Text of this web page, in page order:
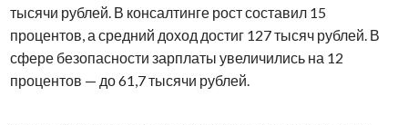
тысячи рублей. В консалтинге рост составил 15
процентов, а средний доход достиг 127 тысяч рублей. В
сфере безопасности зарплаты увеличились на 12
процентов — до 61,7 тысячи рублей.